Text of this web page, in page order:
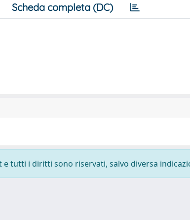
Scheda completa (DC)
tutti i diritti sono riservati, salvo diversa